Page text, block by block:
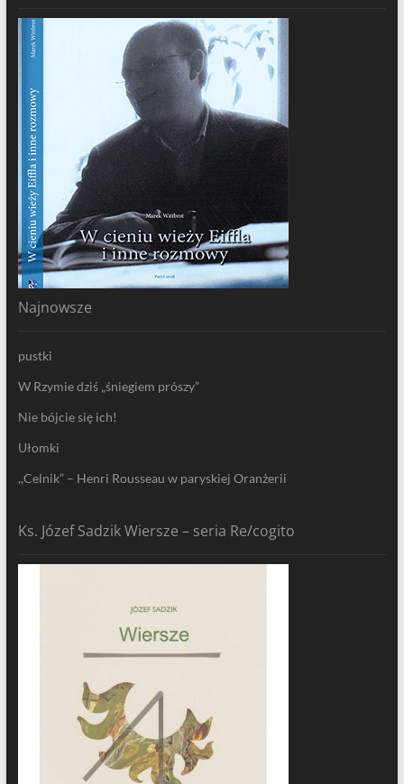
Najnowsze
pustki
W Rzymie dziś „śniegiem prószy”
Nie bójcie się ich!
Ułomki
,,Celnik” – Henri Rousseau w paryskiej Oranżerii
Ks. Józef Sadzik Wiersze – seria Re/cogito